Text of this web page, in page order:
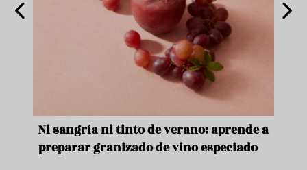
Ni sangría ni tinto de verano: aprende a
preparar granizado de vino especiado